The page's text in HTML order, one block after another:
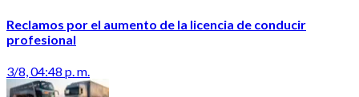
Reclamos por el aumento de la licencia de conducir
profesional
3/8, 04:48 p. m.